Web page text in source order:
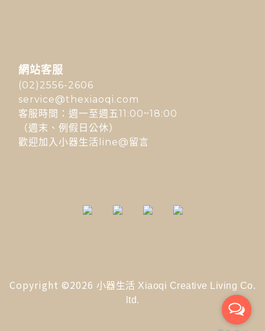
網站客服
(02)2556-2606
service@thexiaoqi.com
客服時間：週一至週五11:00~18:00
（週末、例假日公休）
歡迎加入小器生活line@留言
Copyright ©2026 小器生活 Xiaoqi Creative Living Co.
ltd.